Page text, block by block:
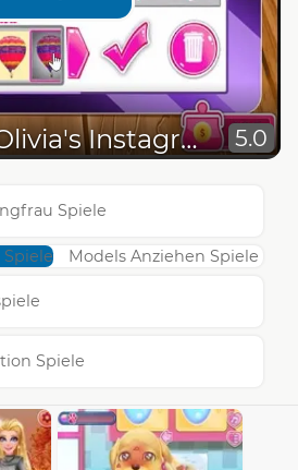
Natalie and Olivia's Instagram Adventure 5.0
Spiele
Models Anziehen Spiele
Spiele